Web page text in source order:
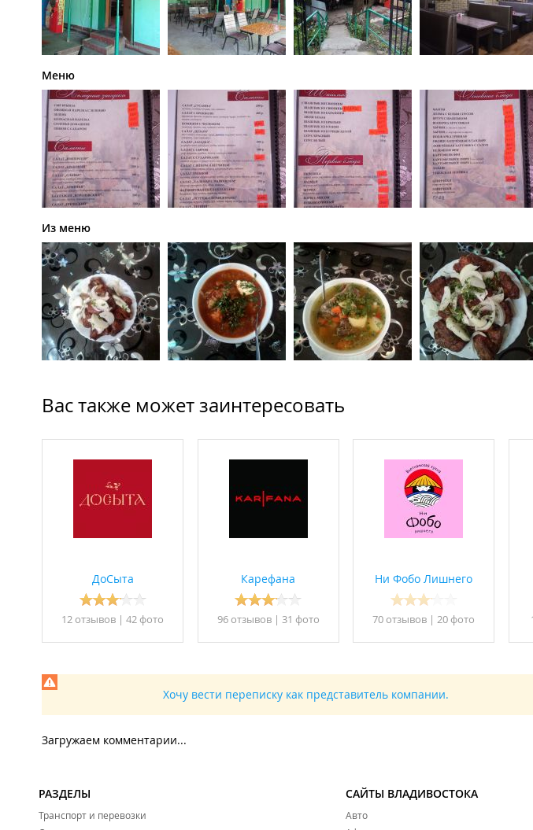
Меню
Из меню
Вас также может заинтересовать
ДоСыта
12 отзывов | 42 фото
Карефана
96 отзывов| 31 фото
Ни Фобо Лишнего
70 отзывов | 20 фото
Хочу вести переписку как представитель компании.
Загружаем комментарии...
РАЗДЕЛЫ
Транспорт и перевозки
САЙТЫ ВЛАДИВОСТОКА
Авто